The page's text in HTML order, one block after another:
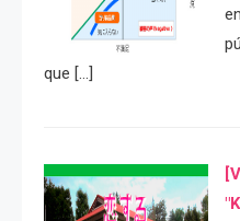
que […]